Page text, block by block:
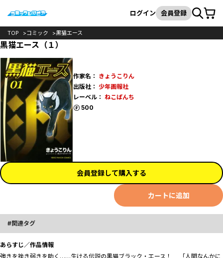
検索
ログイン 会員登録カート
TOP コミック 黒猫エース
黒猫エース（１）
作家名： きょうこりん
出版社： 少年画報社
レーベル： ねこぱんち
500
ポイント
会員登録して購入する
カートに追加
関連タグ
あらすじ／作品情報
強きを挫き弱きを助く……生ける伝説の黒猫ブラック・エース！ 「人間なんかに